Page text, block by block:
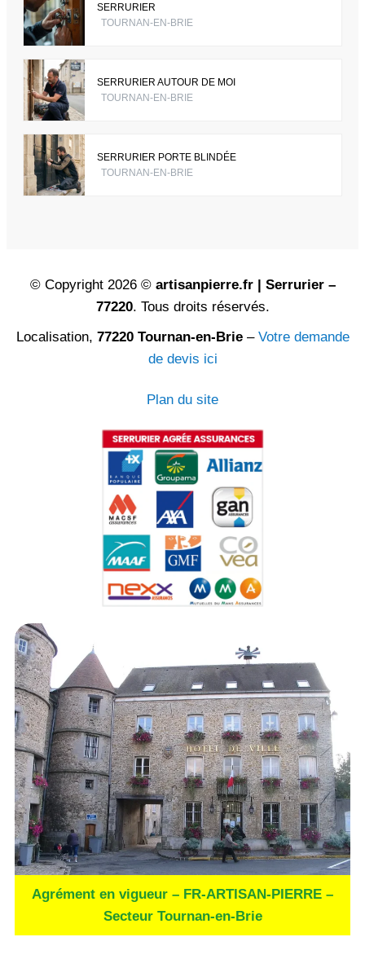
SERRURIER
TOURNAN-EN-BRIE
SERRURIER AUTOUR DE MOI
TOURNAN-EN-BRIE
SERRURIER PORTE BLINDÉE
TOURNAN-EN-BRIE
© Copyright 2026 © artisanpierre.fr | Serrurier –
77220. Tous droits réservés.
Localisation, 77220 Tournan-en-Brie– Votre demande
de devis ici
Plan du site
Agrément en vigueur – FR-ARTISAN-PIERRE –
Secteur Tournan-en-Brie